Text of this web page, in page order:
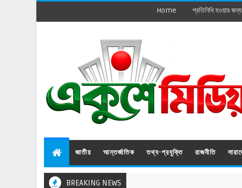
Home প্রতিনিধি হওয়ার
জাতীয় আন্তর্জাতিক তথ্য-প্রযুক্তি রাজনীতি
BREAKING NEWS